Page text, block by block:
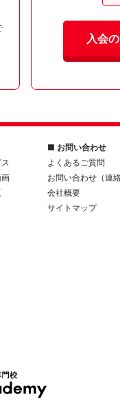
入会
■ お問い合わせ
よくあるご質問
お問い合わせ（連絡
会社概要
サイトマップ